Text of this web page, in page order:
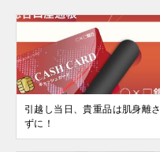
引越し当日、貴重品は肌身離さ
ずに！